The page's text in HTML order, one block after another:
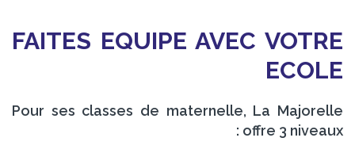
FAITES EQUIPE AVEC VOTRE
ECOLE
Pour ses classes de maternelle, La Majorelle
offre 3 niveaux :